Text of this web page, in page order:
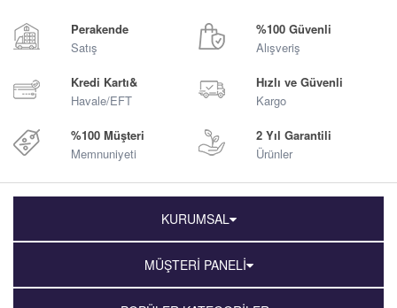
Perakende
Satış
%100 Güvenli
Alışveriş
Kredi Kartı&
Havale/EFT
Hızlı ve Güvenli
Kargo
%100 Müşteri
Memnuniyeti
2 Yıl Garantili
Ürünler
KURUMSAL
MÜŞTERİ PANELİ